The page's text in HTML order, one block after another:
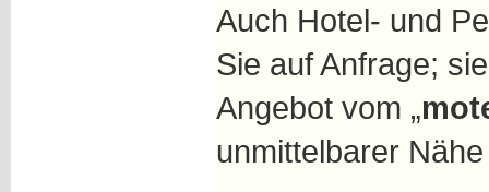
Auch Hotel- und
Sie auf Anfrage;
Angebot vom „
unmittelbarer